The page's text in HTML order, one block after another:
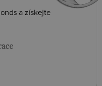
a získejte